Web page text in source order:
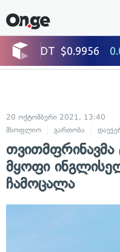
20 ოქტომბერი 2021, 13:40
მსოფლიო
გართობა
მყოფი
ჩამოცალა